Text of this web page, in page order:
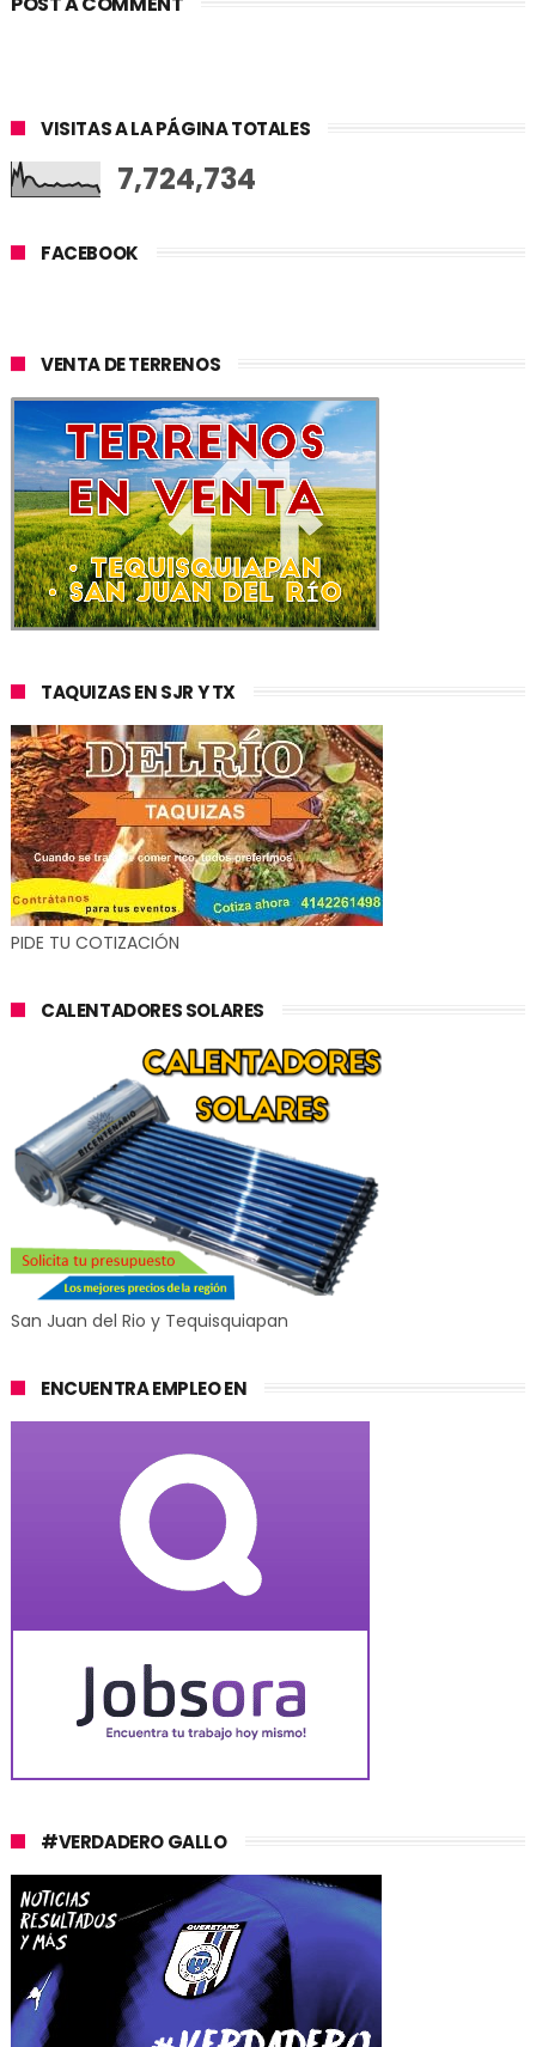
VISITAS A LA PÁGINA TOTALES
7,724,734
FACEBOOK
VENTA DE TERRENOS
TAQUIZAS EN SJR Y TX
PIDE TU COTIZACIÓN
CALENTADORES SOLARES
San Juan del Rio y Tequisquiapan
ENCUENTRA EMPLEO EN
#VERDADERO GALLO